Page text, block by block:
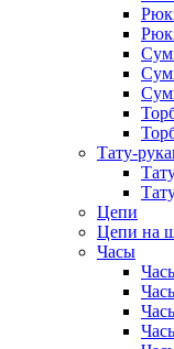
Тату-
Цепи
Цепи на
Часы